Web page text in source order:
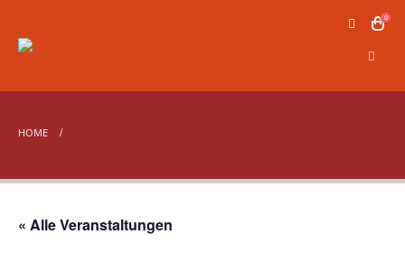
0
HOME
« Alle Veranstaltungen